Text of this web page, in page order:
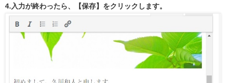
4.入力が終わったら、【保存】をクリックします。